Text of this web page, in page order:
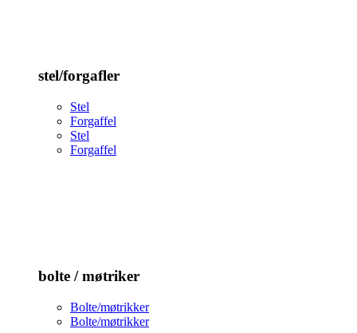
stel/forgafler
Stel
Forgaffel
Stel
Forgaffel
bolte / møtriker
Bolte/møtrikker
Bolte/møtrikker